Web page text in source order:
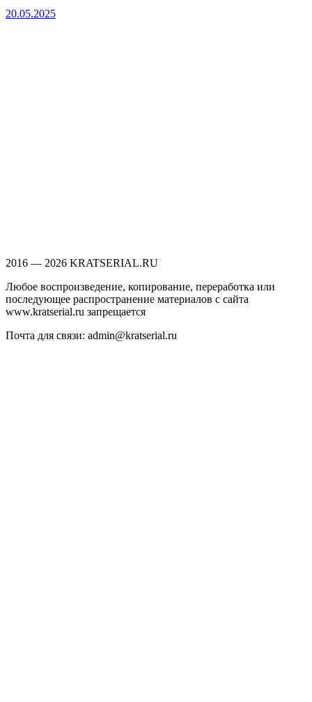
20.05.2025
2016 — 2026 KRATSERIAL.RU
Любое воспроизведение, копирование, переработка или
последующее распространение материалов с сайта
www.kratserial.ru запрещается
Почта для связи: admin@kratserial.ru